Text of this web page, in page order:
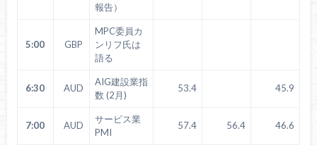
報告）
5:00 GBP
MPC委員カ
ンリフ氏は
語る
6:30 AUD
AIG建設業指
数 (2月)
53.4 45.9
7:00 AUD
サービス業
PMI
57.4 56.4 46.6